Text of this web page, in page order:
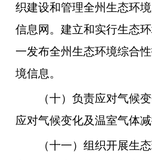
织建设和管理全州生态环
信息网。建立和实行生态
一发布全州生态环境综合
境信息。
（十）负责应对气候变
应对气候变化及温室气体减
（十一）组织开展生态